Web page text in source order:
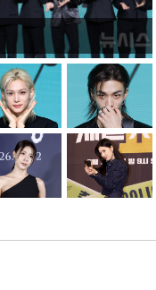
러난 홍제천…물고기 떼죽음